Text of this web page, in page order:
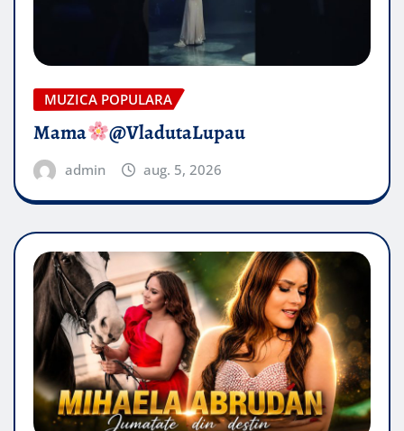
MUZICA POPULARA
Mama @VladutaLupau
admin aug. 5, 2026